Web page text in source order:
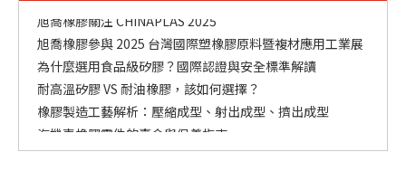
旭喬橡膠參與 2025 台灣國際塑橡膠原料暨複材應用工業展
為什麼選用食品級矽膠？國際認證與安全標準解讀
耐高溫矽膠 VS 耐油橡膠，該如何選擇？
橡膠製造工藝解析：壓縮成型、射出成型、擠出成型
汽機車橡膠零件的壽命與保養指南
橡膠與矽膠的差異？應用選材指南